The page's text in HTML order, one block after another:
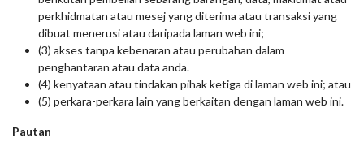
perkhidmatan atau mesej yang diterima atau transaksi yang
dibuat menerusi atau daripada laman web ini;
(3) akses tanpa kebenaran atau perubahan dalam
penghantaran atau data anda.
(4) kenyataan atau tindakan pihak ketiga di laman web ini; atau
(5) perkara-perkara lain yang berkaitan dengan laman web ini.
Pautan